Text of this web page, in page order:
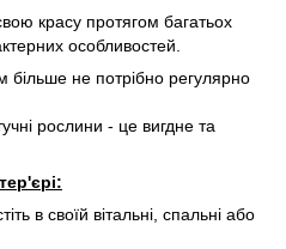
красу протягом багатьох
особливостей.
більше не потрібно регулярно
рослини - це вигдне та
в своїй вітальні, спальні або